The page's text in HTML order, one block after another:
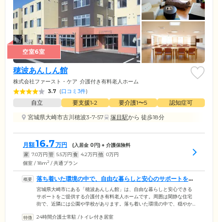
空室6室
穂波あんしん館
株式会社ファースト・ケア 介護付き有料老人ホーム
3.7 (口コミ3件)
自立 要支援1•2 要介護1〜5
認知症可
宮城県大崎市古川穂波3-7-57
塚目駅から 徒歩18分
月額16.7万円 (入居金 0円) + 介護保険料
家 7.0万円 管 5.5万円 食 4.2万円 他 0万円
個室 / 18m2 / 共通プラン
落ち着いた環境の中で、自由な暮らしと安心のサポートをご
提供いたします
宮城県大崎市にある「穂波あんしん館」は、自由な暮らしと安心できる
サポートをご提供する介護付き有料老人ホームです。周囲は閑静な住宅
街で、近隣には公園や学校があります。落ち着いた環境の中で、穏やか
面台がついており、プライバシーを守りながらくつろいでお過ごしいた
24時間介護士常駐 /トイレ付き居室